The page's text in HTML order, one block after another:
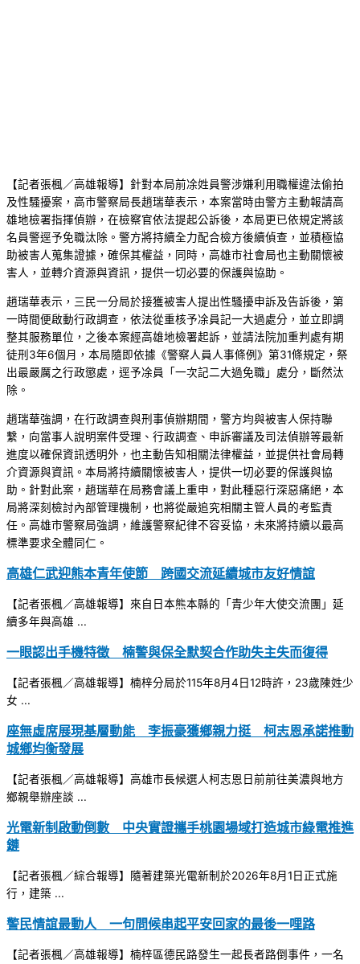
【記者張楓／高雄報導】針對本局前凃姓員警涉嫌利用職權違法偷拍
及性騷擾案，高市警察局長趙瑞華表示，本案當時由警方主動報請高
雄地檢署指揮偵辦，在檢察官依法提起公訴後，本局更已依規定將該
名員警逕予免職汰除。警方將持續全力配合檢方後續偵查，並積極協
助被害人蒐集證據，確保其權益，同時，高雄市社會局也主動關懷被
害人，並轉介資源與資訊，提供一切必要的保護與協助。
趙瑞華表示，三民一分局於接獲被害人提出性騷擾申訴及告訴後，第
一時間便啟動行政調查，依法從重核予凃員記一大過處分，並立即調
整其服務單位，之後本案經高雄地檢署起訴，並請法院加重判處有期
徒刑3年6個月，本局隨即依據《警察人員人事條例》第31條規定，祭
出最嚴厲之行政懲處，逕予凃員「一次記二大過免職」處分，斷然汰
除。
趙瑞華強調，在行政調查與刑事偵辦期間，警方均與被害人保持聯
繫，向當事人說明案件受理、行政調查、申訴審議及司法偵辦等最新
進度以確保資訊透明外，也主動告知相關法律權益，並提供社會局轉
介資源與資訊。本局將持續關懷被害人，提供一切必要的保護與協
助。針對此案，趙瑞華在局務會議上重申，對此種惡行深惡痛絕，本
局將深刻檢討內部管理機制，也將從嚴追究相關主管人員的考監責
任。高雄市警察局強調，維護警察紀律不容妥協，未來將持續以最高
標準要求全體同仁。
高雄仁武迎熊本青年使節 跨國交流延續城市友好情誼
【記者張楓／高雄報導】來自日本熊本縣的「青少年大使交流團」延
續多年與高雄 ...
一眼認出手機特徵 楠警與保全默契合作助失主失而復得
【記者張楓／高雄報導】楠梓分局於115年8月4日12時許，23歲陳姓少
女 ...
座無虛席展現基層動能 李振豪獲鄉親力挺 柯志恩承諾推動
城鄉均衡發展
【記者張楓／高雄報導】高雄市長候選人柯志恩日前前往美濃與地方
鄉親舉辦座談 ...
光電新制啟動倒數 中央實證攜手桃園場域打造城市綠電推進
鏈
【記者張楓／綜合報導】隨著建築光電新制於2026年8月1日正式施
行，建築 ...
警民情誼最動人 一句問候串起平安回家的最後一哩路
【記者張楓／高雄報導】楠梓區德民路發生一起長者路倒事件，一名